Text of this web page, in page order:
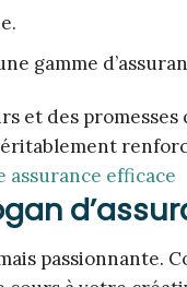
gamme
et des
assurance efficace
passionnante.